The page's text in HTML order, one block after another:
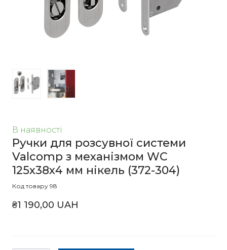
В наявності
Ручки для розсувної системи
Valcomp з механізмом WC
125x38х4 мм нікель (372-304)
Код товару 98
₴1 190,00 UAH